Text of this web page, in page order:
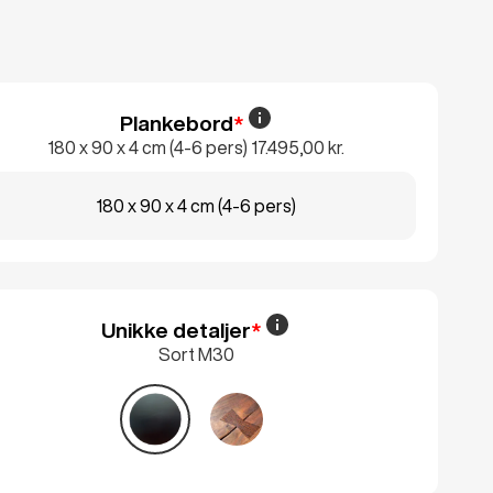
Plankebord*
180 x 90 x 4 cm (4-6 pers) 17.495,00 kr.
180 x 90 x 4 cm (4-6 pers)
Unikke detaljer*
Sort M30